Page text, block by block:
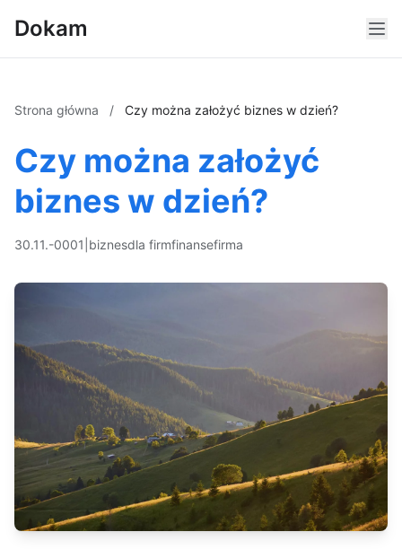
Dokam
Strona główna / Czy można założyć biznes w dzień?
Czy można założyć
biznes w dzień?
30.11.-0001 biznesdla firmfinansefirma